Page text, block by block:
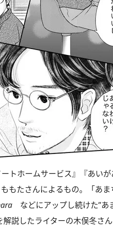
トホームサービス』『あい
もたさんによるもの。「あ
などにアップし続けた”あ
解説したライターの木俣冬さ